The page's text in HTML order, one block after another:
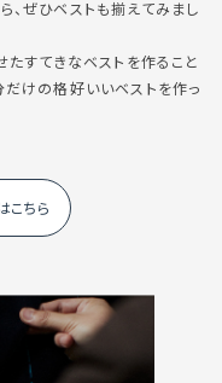
、ぜひベストも揃えてみまし
すてきなベストを作ること
だけの格好いいベストを作っ
こちら